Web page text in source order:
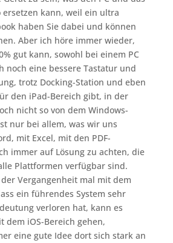
kann, weil ein ultra
haben Sie dabei und können
Aber ich höre immer wieder,
gut kann, sowohl bei einem PC
noch eine bessere Tastatur und
trotz Docking-Station und eben
den iPad-Bereich gibt, in der
nicht so von dem Windows-
nur bei allem, was wir uns
mit Excel, mit den PDF-
immer auf Lösung zu achten, die
Plattformen verfügbar sind.
Vergangenheit mal mit dem
ein führendes System sehr
verloren hat, kann es
dem iOS-Bereich gehen,
eine gute Idee dort sich stark an